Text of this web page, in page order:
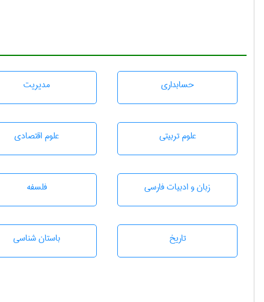
حسابداری مديريت
علوم تربيتی علوم اقتصادی
زبان و ادبيات فارسی فلسفه
تاريخ باستان شناسی